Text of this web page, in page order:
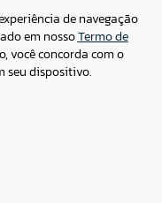
de navegação
em nossoTermo de
você concorda com o
seu dispositivo.